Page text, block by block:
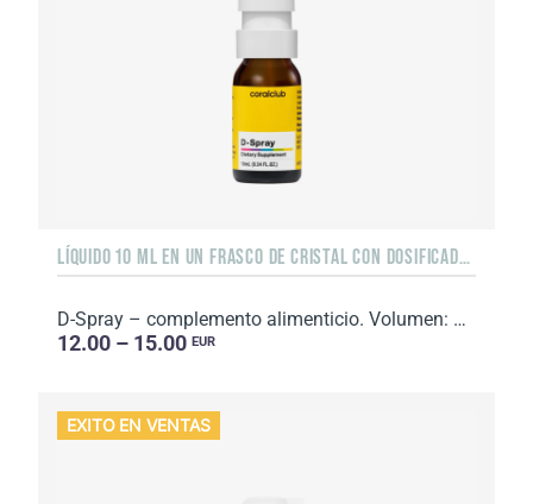
LÍQUIDO 10 ML EN UN FRASCO DE CRISTAL CON DOSIFICADOR
D-Spray – complemento alimenticio. Volumen: 10 ml
12.00 – 15.00 EUR
EXITO EN VENTAS